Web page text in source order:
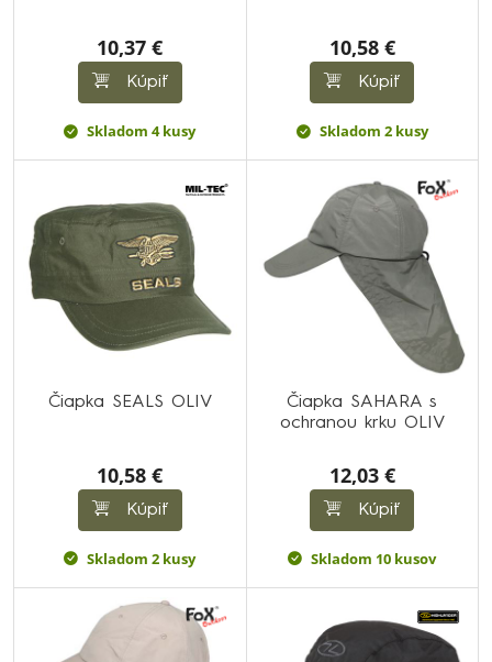
10,37 €
Kúpiť
Skladom 4 kusy
10,58 €
Kúpiť
Skladom 2 kusy
Čiapka SEALS OLIV
10,58 €
Kúpiť
Skladom 2 kusy
Čiapka SAHARA s
ochranou krku OLIV
12,03 €
Kúpiť
Skladom 10 kusov